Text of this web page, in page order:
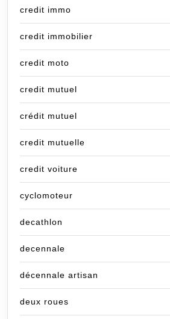
credit immo
credit immobilier
credit moto
credit mutuel
crédit mutuel
credit mutuelle
credit voiture
cyclomoteur
decathlon
decennale
décennale artisan
deux roues